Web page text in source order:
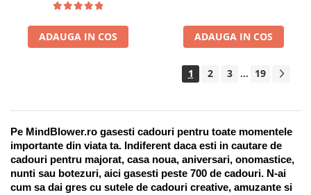
ADAUGA IN COS ADAUGA IN COS
1 2 3 ... 19
Pe MindBlower.ro gasesti cadouri pentru toate momentele
importante din viata ta. Indiferent daca esti in cautare de
cadouri pentru majorat, casa noua, aniversari, onomastice,
nunti sau botezuri, aici gasesti peste 700 de cadouri. N-ai
cum sa dai gres cu sutele de cadouri creative, amuzante si